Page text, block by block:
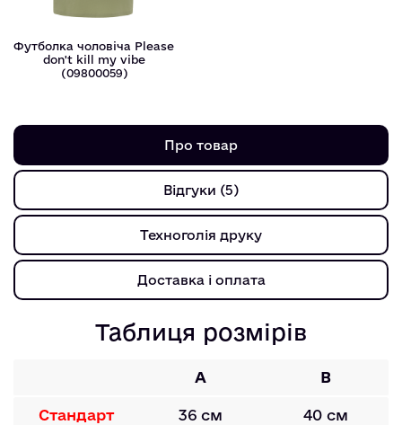
Футболка чоловіча Please
don't kill my vibe
(09800059)
Про товар
Відгуки (5)
Техноголія друку
Доставка і оплата
Таблиця розмірів
A B
Стандарт 36 см 40 см